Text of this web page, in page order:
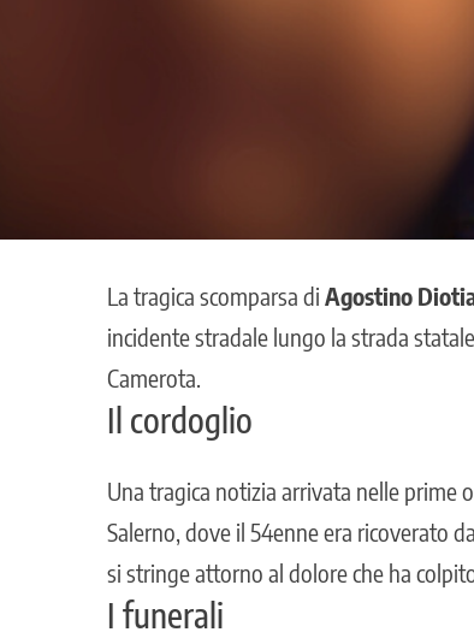
La tragica scomparsa di Agostino
incidente stradale lungo la strada
Camerota.
Il cordoglio
Una tragica notizia arrivata nelle prime
Salerno, dove il 54enne era ricoverato
si stringe attorno al dolore che ha
I funerali